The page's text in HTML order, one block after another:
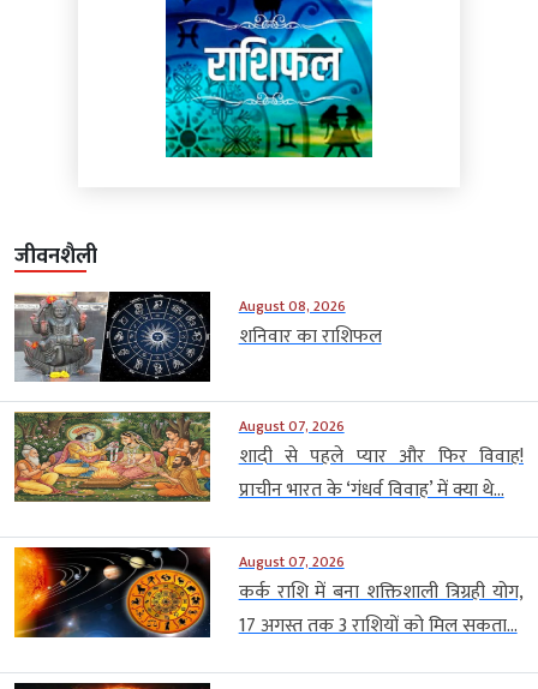
जीवनशैली
August 08, 2026
शनिवार का राशिफल
August 07, 2026
शादी से पहले प्यार और फिर विवाह!
प्राचीन भारत के ‘गंधर्व विवाह’ में क्या थे...
August 07, 2026
कर्क राशि में बना शक्तिशाली त्रिग्रही योग,
17 अगस्त तक 3 राशियों को मिल सकता...